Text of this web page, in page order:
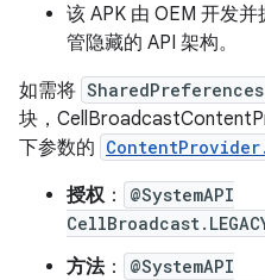
该 APK 由 OEM 开发
管隐藏的 API 架构。
如需将 SharedPreferences
块，
下参数的
授权 ：
@SystemAPI
方法：
@SystemAPI